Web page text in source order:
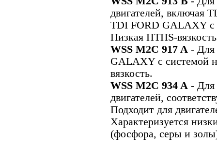
двигателей, включая
TDI FORD GALAXY с
Низкая HTHS-
WSS M2C 917 A - Для
GALAXY с системой
вязкость.
WSS M2C 934 A - Для
двигателей,
Подходит для
Характеризуется
(фосфора, серы и